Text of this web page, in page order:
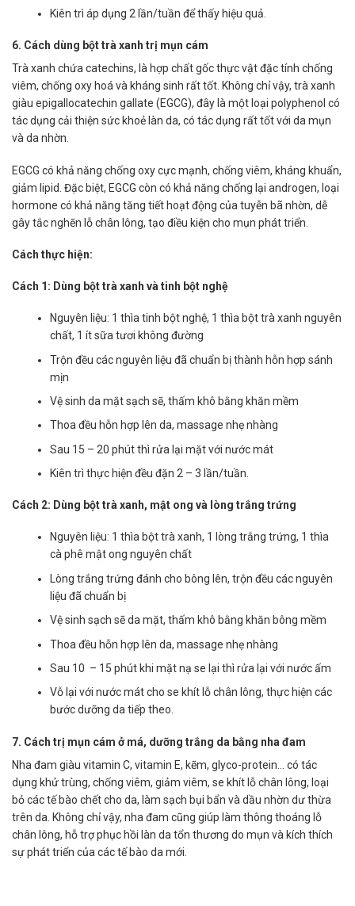
Kiên trì áp dụng 2 lần/tuần để thấy hiệu quả.
6. Cách dùng bột trà xanh trị mụn cám
Trà xanh chứa catechins, là hợp chất gốc thực vật đặc tính chống
viêm, chống oxy hoá và kháng sinh rất tốt. Không chỉ vậy, trà xanh
giàu epigallocatechin gallate (EGCG), đây là một loại polyphenol có
tác dụng cải thiện sức khoẻ làn da, có tác dụng rất tốt với da mụn
và da nhờn.
EGCG có khả năng chống oxy cực mạnh, chống viêm, kháng khuẩn,
giảm lipid. Đặc biệt, EGCG còn có khả năng chống lại androgen, loại
hormone có khả năng tăng tiết hoạt động của tuyễn bã nhờn, dễ
gây tắc nghẽn lỗ chân lông, tạo điều kiện cho mụn phát triển.
Cách thực hiện:
Cách 1: Dùng bột trà xanh và tinh bột nghệ
Nguyên liệu: 1 thìa tinh bột nghệ, 1 thìa bột trà xanh nguyên
chất, 1 ít sữa tươi không đường
Trộn đều các nguyên liệu đã chuẩn bị thành hỗn hợp sánh
mịn
Vệ sinh da mặt sạch sẽ, thấm khô bằng khăn mềm
Thoa đều hỗn hợp lên da, massage nhẹ nhàng
Sau 15 – 20 phút thì rửa lại mặt với nước mát
Kiên trì thực hiện đều đặn 2 – 3 lần/tuần.
Cách 2: Dùng bột trà xanh, mật ong và lòng trắng trứng
Nguyên liệu: 1 thìa bột trà xanh, 1 lòng trắng trứng, 1 thìa
cà phê mật ong nguyên chất
Lòng trắng trứng đánh cho bông lên, trộn đều các nguyên
liệu đã chuẩn bị
Vệ sinh sạch sẽ da mặt, thấm khô bằng khăn bông mềm
Thoa đều hỗn hợp lên da, massage nhẹ nhàng
Sau 10 – 15 phút khi mặt nạ se lại thì rửa lại với nước ấm
Vỗ lại với nước mát cho se khít lỗ chân lông, thực hiện các
bước dưỡng da tiếp theo.
7. Cách trị mụn cám ở má, dưỡng trắng da bằng nha đam
Nha đam giàu vitamin C, vitamin E, kẽm, glyco-protein… có tác
dụng khử trùng, chống viêm, giảm viêm, se khít lỗ chân lông, loại
bỏ các tế bào chết cho da, làm sạch bụi bẩn và dầu nhờn dư thừa
trên da. Không chỉ vậy, nha đam cũng giúp làm thông thoáng lỗ
chân lông, hỗ trợ phục hồi làn da tổn thương do mụn và kích thích
sự phát triển của các tế bào da mới.